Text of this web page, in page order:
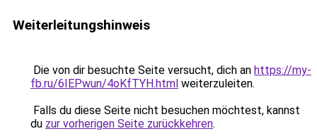
Weiterleitungshinweis
Die von dir besuchte Seite versucht, dich an https://my-
fb.ru/6IEPwun/4oKfTYH.html weiterzuleiten.
Falls du diese Seite nicht besuchen möchtest, kannst
du zur vorherigen Seite zurückkehren.